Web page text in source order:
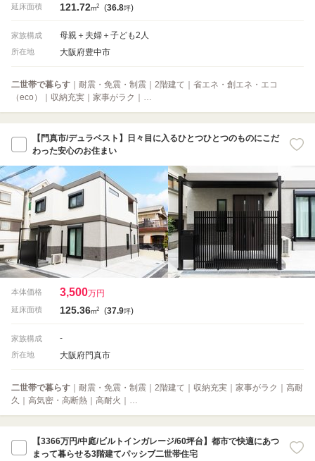
延床面積 121.72m2 (36.8坪)
家族構成 母親＋夫婦＋子ども2人
所在地 大阪府豊中市
二世帯で暮らす ｜耐震・免震・制震｜2階建て｜省エネ・創エネ・エコ
（eco）｜収納充実｜家事がラク｜…
【門真市/デュラベスト】日々目に入るひとつひとつのものにこだ
わった安心のお住まい
本体価格 3,500万円
延床面積 125.36m2 (37.9坪)
家族構成 -
所在地 大阪府門真市
二世帯で暮らす ｜耐震・免震・制震｜2階建て｜収納充実｜家事がラク｜高耐
久｜高気密・高断熱｜高耐火｜…
【3366万円/中庭/ビルトインガレージ/60坪台】都市で快適にあつ
まって暮らせる3階建てパッシブ二世帯住宅